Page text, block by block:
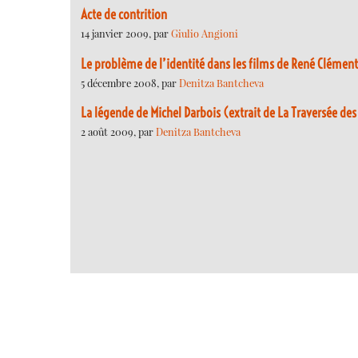
Acte de contrition
14 janvier 2009, parGiulio Angioni
Le problème de l’identité dans les films de René Clément
5 décembre 2008, parDenitza Bantcheva
La légende de Michel Darbois (extrait de La Traversée
2 août 2009, parDenitza Bantcheva